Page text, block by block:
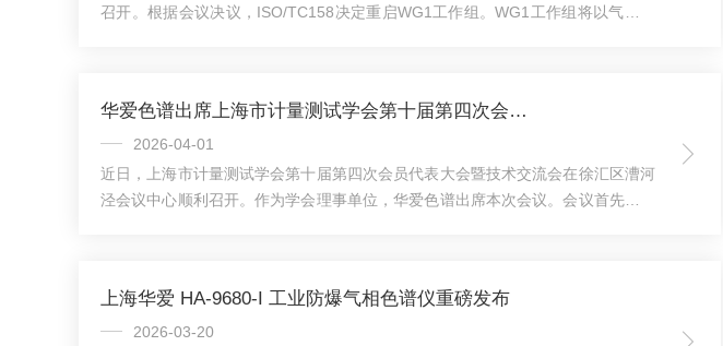
召开。根据会议决议，ISO/TC158决定重启WG1工作组。WG1工作组将以气体分
术研究，深度参与多项国家及国际标准化工作，在业内具有较高影响力。此次担任
工作组召集人，体现了...
华爱色谱出席上海市计量测试学会第十届第四次会员代表大会
2026-04-01
近日，上海市计量测试学会第十届第四次会员代表大会暨技术交流会在徐汇区漕河
泾会议中心顺利召开。作为学会理事单位，华爱色谱出席本次会议。会议首先全面
作为学会理事单位，始终积极参与学会各项活动，致力于推动计量测试技术在各领
域的创新应用。通过此次会议，进一步加强了与行业同...
上海华爱 HA-9680-I 工业防爆气相色谱仪重磅发布
2026-03-20